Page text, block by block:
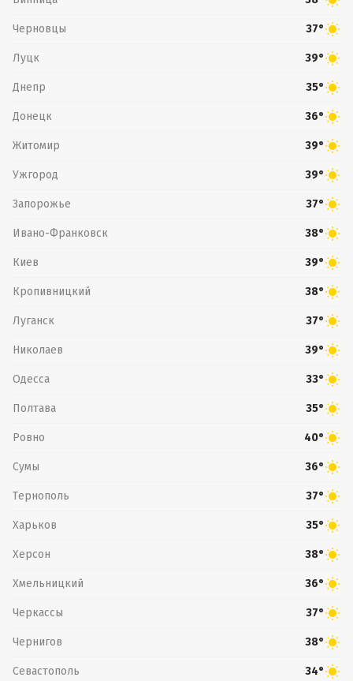
Черновцы 37°
Луцк 39°
Днепр 35°
Донецк 36°
Житомир 39°
Ужгород 39°
Запорожье 37°
Ивано-Франковск 38°
Киев 39°
Кропивницкий 38°
Луганск 37°
Николаев 39°
Одесса 33°
Полтава 35°
Ровно 40°
Сумы 36°
Тернополь 37°
Харьков 35°
Херсон 38°
Хмельницкий 36°
Черкассы 37°
Чернигов 38°
Севастополь 34°